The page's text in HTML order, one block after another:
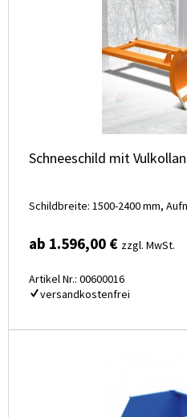
Schneeschild mit
Schildbreite: 1500-2400 mm,
ab 1.596,00 € zzgl. MwSt.
Artikel Nr.: 00600016
versandkostenfrei